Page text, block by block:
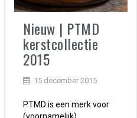
Nieuw | PTMD
kerstcollectie
2015
15 december 2015
PTMD is een merk voor
(voornamelijk)